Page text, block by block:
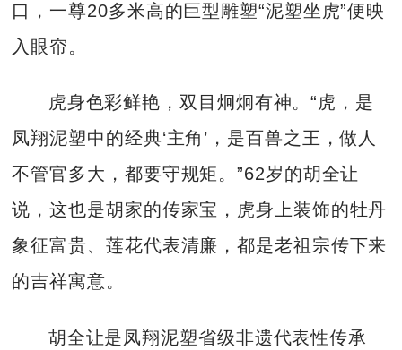
口，一尊20多米高的巨型雕塑“泥塑坐虎”便映
入眼帘。
虎身色彩鲜艳，双目炯炯有神。“虎，是
凤翔泥塑中的经典‘主角’，是百兽之王，做人
不管官多大，都要守规矩。”62岁的胡全让
说，这也是胡家的传家宝，虎身上装饰的牡丹
象征富贵、莲花代表清廉，都是老祖宗传下来
的吉祥寓意。
胡全让是凤翔泥塑省级非遗代表性传承